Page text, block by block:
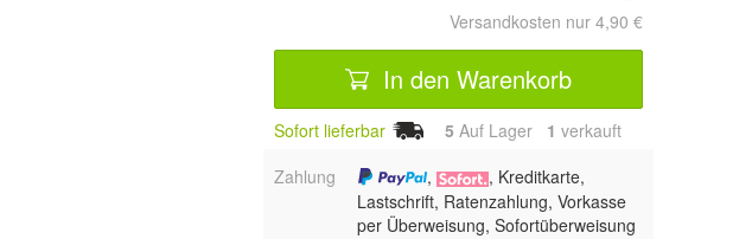
Versandkosten nur 4,90 €
In den Warenkorb
Sofort lieferbar 5 Auf Lager 1 verkauft
Zahlung
,
, Kreditkarte,
Lastschrift, Ratenzahlung, Vorkasse
per Überweisung, Sofortüberweisung